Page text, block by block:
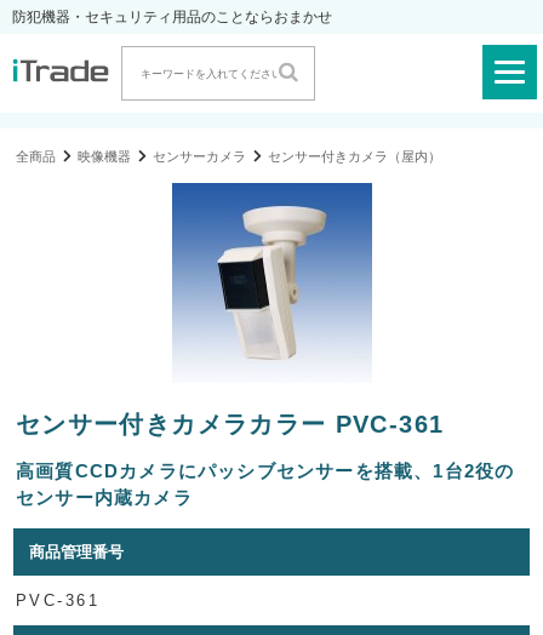
防犯機器・セキュリティ用品のことならおまかせ
全商品 映像機器 センサーカメラ センサー付きカメラ（屋内）
センサー付きカメラカラー PVC-361
高画質CCDカメラにパッシブセンサーを搭載、1台2役の
センサー内蔵カメラ
商品管理番号
PVC-361